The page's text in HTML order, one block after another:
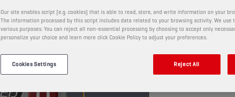
Es el líquido
gomaespuma.
otras partículas
la capacidad de
PRODUCTO: 55508
Our site enables script (e.g. cookies) that is able to read, store, and write information on your
The information processed by this script includes data related to your browsing activity. We
various purposes. You can reject all non-essential processing by choosing to accept only
personalize your choice and learn more click Cookie Policy to adjust your preferences.
Cookies Settings Reject All